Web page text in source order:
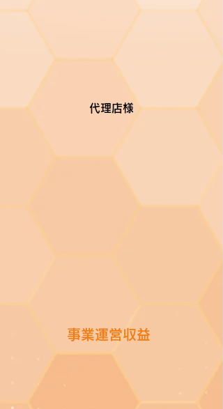
代理店様
​事業運営収益